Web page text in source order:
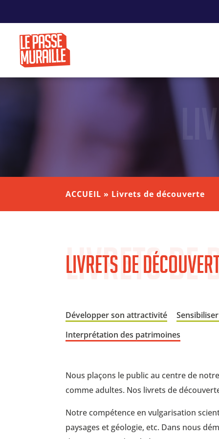
ACCUEIL » Livrets de découverte
Livrets de
Livrets de
Développer son attractivité
Interprétation des patrimoines
Nous plaçons le public au centre de
comme adultes. Nos livrets de
Notre compétence en vulgarisation
paysages et géologie, etc. Dans nous